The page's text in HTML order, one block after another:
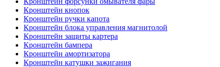
Кронштейн кнопок
Кронштейн ручки капота
Кронштейн блока управления магнитолой
Кронштейн защиты картера
Кронштейн бампера
Кронштейн амортизатора
Кронштейн катушки зажигания